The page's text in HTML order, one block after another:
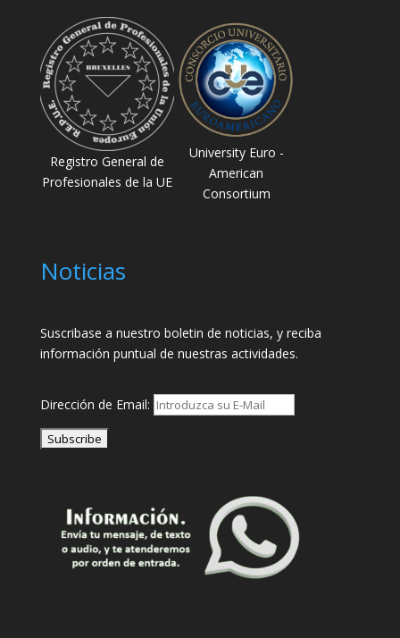
Registro General de
Profesionales de la UE
University Euro -
American
Consortium
Noticias
Suscribase a nuestro boletin de noticias, y reciba
información puntual de nuestras actividades.
Dirección de Email: